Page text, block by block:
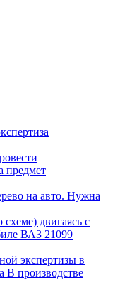
предмет
на авто. Нужна
двигаясь с
ВАЗ 21099
экспертизы в
В производстве